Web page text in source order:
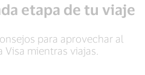
etapa de tu viaje
para aprovechar al
mientras viajas.